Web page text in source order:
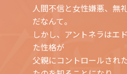
人間不信と女性嫌悪、無
だなんて。
しかし、アントネラはエ
た性格が
父親にコントロールされ